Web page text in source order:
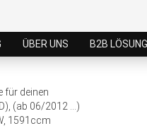
ÜBER UNS B2B
für deinen
(ab 06/2012 ...)
1591ccm